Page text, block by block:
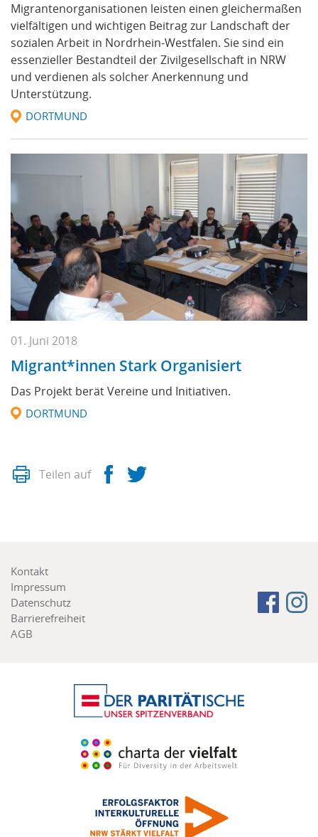
Migrantenorganisationen leisten einen gleichermaßen
vielfältigen und wichtigen Beitrag zur Landschaft der
sozialen Arbeit in Nordrhein-Westfalen. Sie sind ein
essenzieller Bestandteil der Zivilgesellschaft in NRW
und verdienen als solcher Anerkennung und
Unterstützung.
DORTMUND
01. Juni 2018
Migrant*innen Stark Organisiert
Das Projekt berät Vereine und Initiativen.
DORTMUND
Drucken
Teilen auf Facebook
Footer
menu
Kontakt
Impressum
Datenschutz
Barrierefreiheit
AGB
Follow
us